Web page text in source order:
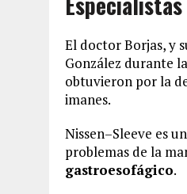
El doctor Borjas, y
González durante
obtuvieron por la
imanes.
Nissen–Sleeve es
problemas de la
gastroesofágico.